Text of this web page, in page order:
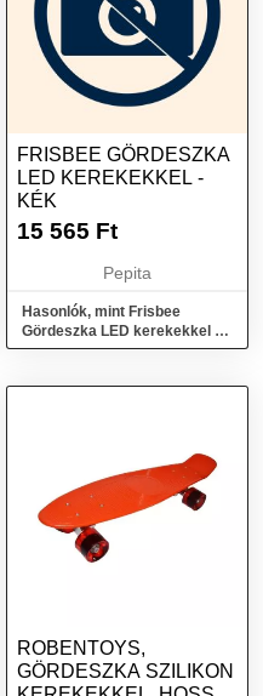
FRISBEE GÖRDESZKA
LED KEREKEKKEL -
KÉK
15 565 Ft
Pepita
Hasonlók, mint Frisbee
Gördeszka LED kerekekkel -
kék
ROBENTOYS,
GÖRDESZKA SZILIKON